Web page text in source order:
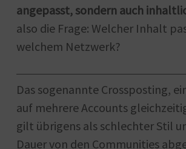
angepasst, sondern auch
also die Frage: Welcher Inhalt
welchem Netzwerk?
Das sogenannte Crossposting,
auf mehrere Accounts
gilt übrigens als schlechter Stil
Dauer von den Communities